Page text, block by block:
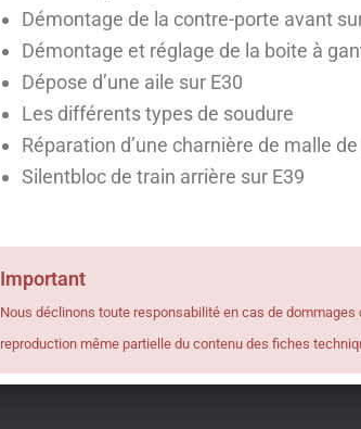
Démontage de la contre-porte avant
Démontage et réglage de la boite à
Dépose d’une aile sur E30
Les différents types de soudure
Réparation d’une charnière de malle de
Silentbloc de train arrière sur E39
Important
Nous déclinons toute responsabilité en cas de
reproduction même partielle du contenu des fiches